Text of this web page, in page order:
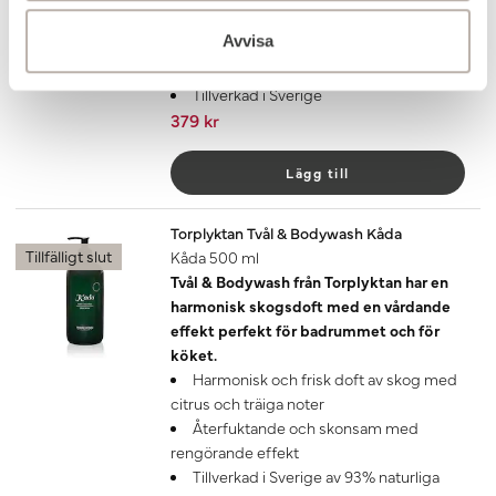
Avvisa
Doften håller i 4-6 månader
Finns även som doftljus
Tillverkad i Sverige
379 kr
Lägg till
Tillfälligt slut
Torplyktan Tvål & Bodywash Kåda
Kåda 500 ml
Tvål & Bodywash från Torplyktan har en
harmonisk skogsdoft med en vårdande
effekt perfekt för badrummet och för
köket.
Harmonisk och frisk doft av skog med
citrus och träiga noter
Återfuktande och skonsam med
rengörande effekt
Tillverkad i Sverige av 93% naturliga